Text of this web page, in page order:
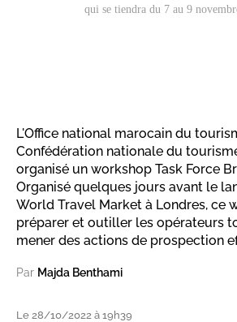
qui se tiendra du 7 au 9
L'Office national marocain du
Confédération nationale du
organisé un workshop Task Force
Organisé quelques jours avant le
World Travel Market à Londres, ce
préparer et outiller les opérateurs
mener des actions de prospection
Par Majda Benthami
Le 28/10/2022 à 19h39